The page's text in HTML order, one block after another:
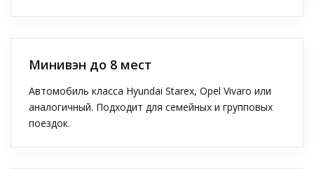
Минивэн до 8 мест
Автомобиль класса Hyundai Starex, Opel Vivaro или
аналогичный. Подходит для семейных и групповых
поездок.